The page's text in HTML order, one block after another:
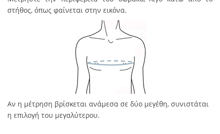
στήθος, όπως φαίνεται στην εικόνα.
Αν η μέτρηση βρίσκεται ανάμεσα σε δύο μεγέθη, συνιστάται
η επιλογή του μεγαλύτερου.